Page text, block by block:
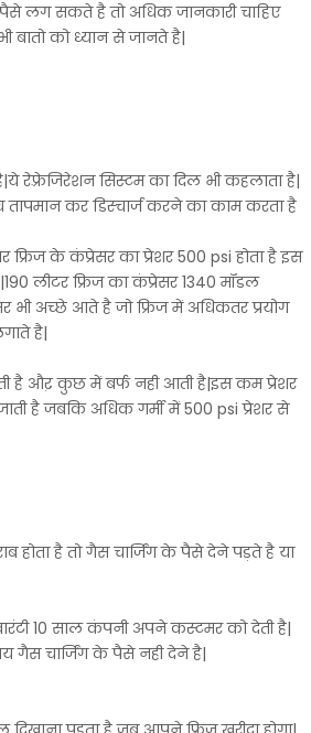
पैसे लग सकते है तो अधिक जानकारी चाहिए
बातो को ध्यान से जानते है|
रेफ़्रेजिरेशन सिस्टम का दिल भी कहलाता है|
कर डिस्चार्ज करने का काम करता है
के कंप्रेसर का प्रेशर 500 psi होता है इस
लीटर फ्रिज का कंप्रेसर 1340 मॉडल
भी अच्छे आते है जो फ्रिज में अधिकतर प्रयोग
है|
है औऱ कुछ में बर्फ नही आती है|इस कम प्रेशर
है जबकि अधिक गर्मी में 500 psi प्रेशर से
होता है तो गैस चार्जिंग के पैसे देने पड़ते है या
10 साल कंपनी अपने कस्टमर को देती है|
गैस चार्जिंग के पैसे नही देने है|